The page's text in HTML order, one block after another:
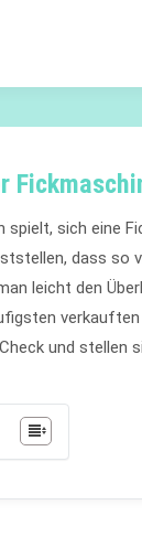
spielt, sich eine
dass so
leicht den
und stellen